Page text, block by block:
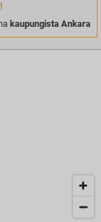
kaupungista Ankara